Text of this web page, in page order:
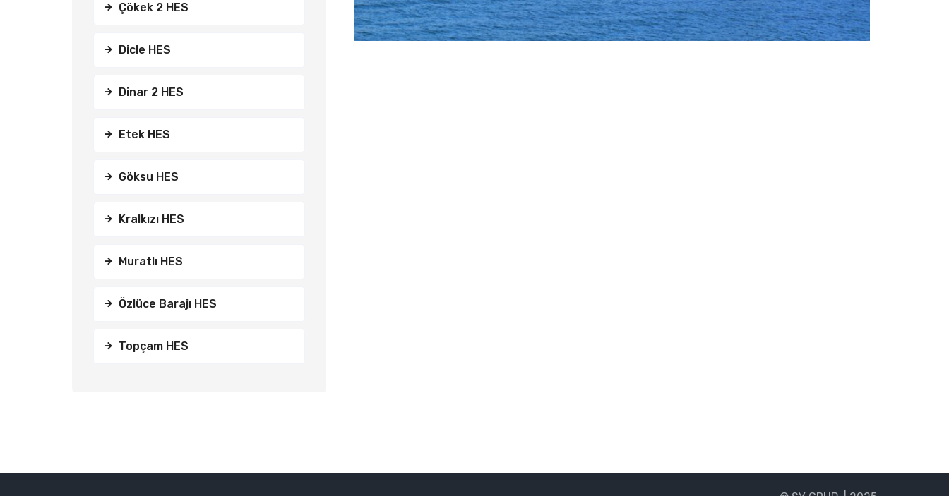
Çökek 2 HES
Dicle HES
Dinar 2 HES
Etek HES
Göksu HES
Kralkızı HES
Muratlı HES
Özlüce Barajı HES
Topçam HES